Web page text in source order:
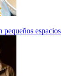
pequeños espacios